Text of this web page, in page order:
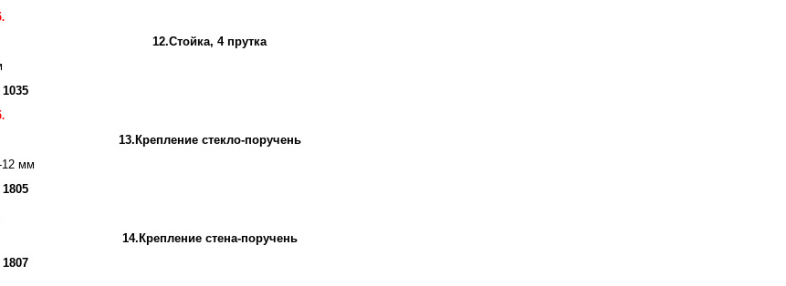
.
12.Стойка, 4 прутка
1035
.
13.Крепление стекло-поручень
12 мм
1805
14.Крепление стена-поручень
1807